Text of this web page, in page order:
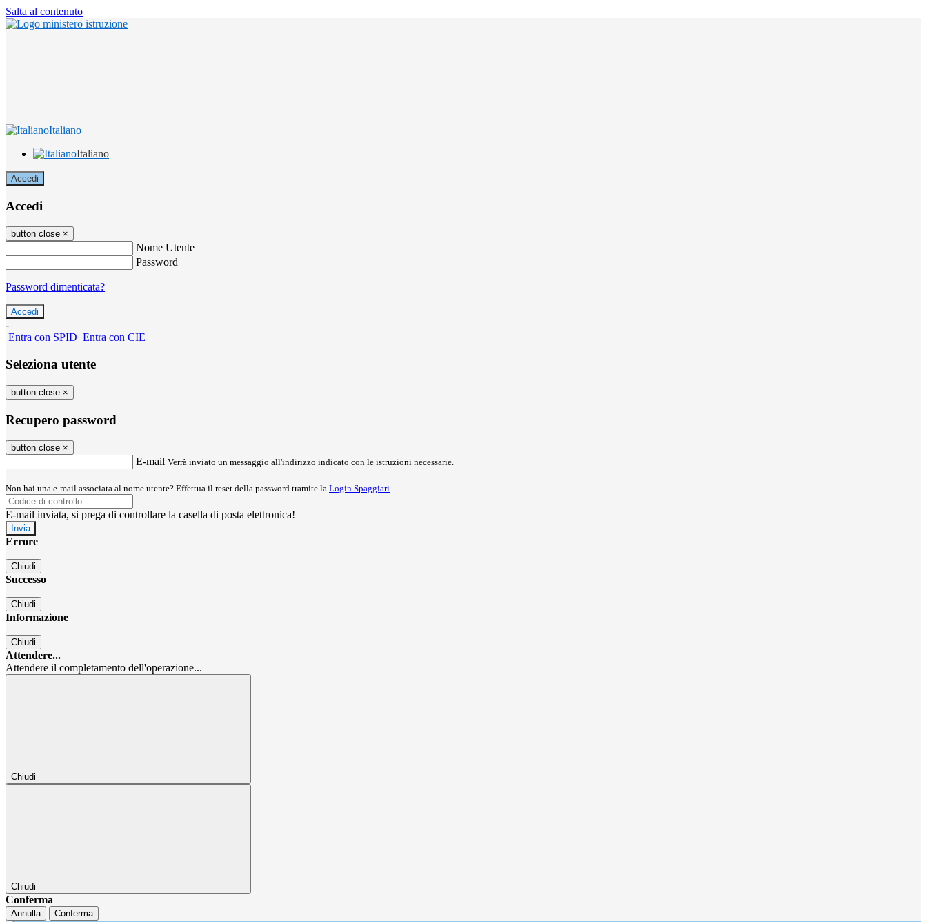
Salta al contenuto
Italiano
Italiano
Accedi
Accedi
button close ×
Nome Utente
Password
Password dimenticata?
-
Entra con SPID Entra con CIE
Seleziona utente
button close ×
Recupero password
button close ×
E-mail Verrà inviato un messaggio all'indirizzo indicato con le istruzioni necessarie.
Non hai una e-mail associata al nome utente? Effettua il reset della password tramite la Login Spaggiari
E-mail inviata, si prega di controllare la casella di posta elettronica!
Errore
Chiudi
Successo
Chiudi
Informazione
Chiudi
Attendere...
Attendere il completamento dell'operazione...
Chiudi
Chiudi
Conferma
Annulla Conferma